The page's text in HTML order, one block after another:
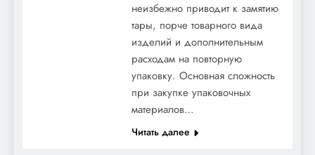
неизбежно приводит к замятию
тары, порче товарного вида
изделий и дополнительным
расходам на повторную
упаковку. Основная сложность
при закупке упаковочных
материалов…
Читать далее